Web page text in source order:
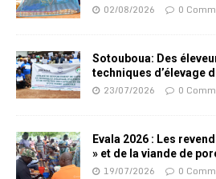
02/08/2026 0
Sotouboua: Des
techniques d’élevage
23/07/2026 0
Evala 2026 : Les
» et de la viande de
19/07/2026 0